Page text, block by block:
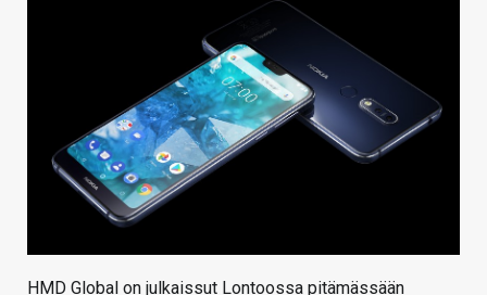
HMD Global on julkaissut Lontoossa pitämässään